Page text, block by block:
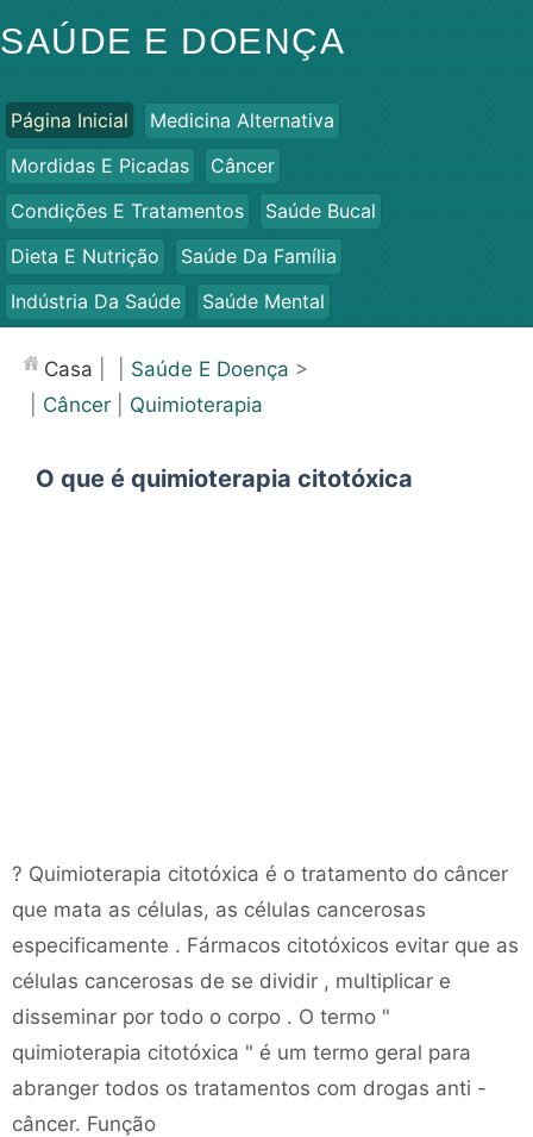
SAÚDE E DOENÇA
Página Inicial
Medicina Alternativa
Mordidas E Picadas
Câncer
Condições E Tratamentos
Saúde Bucal
Dieta E Nutrição
Saúde Da Família
Indústria Da Saúde
Saúde Mental
Saúde
Casa Saúde E Doença >
Câncer Quimioterapia
O que é quimioterapia citotóxica
? Quimioterapia citotóxica é o tratamento do câncer
que mata as células, as células cancerosas
especificamente . Fármacos citotóxicos evitar que as
células cancerosas de se dividir , multiplicar e
disseminar por todo o corpo . O termo "
quimioterapia citotóxica " é um termo geral para
abranger todos os tratamentos com drogas anti -
câncer. Função